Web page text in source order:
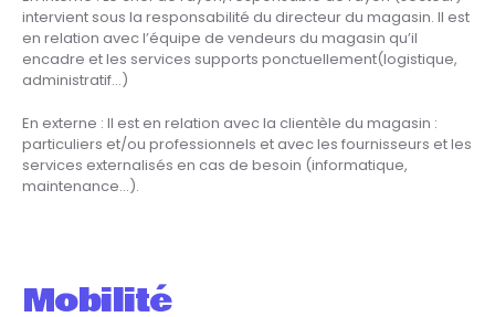
intervient sous la responsabilité du directeur du magasin. Il est
en relation avec l’équipe de vendeurs du magasin qu’il
encadre et les services supports ponctuellement(logistique,
administratif…)
En externe : Il est en relation avec la clientèle du magasin :
particuliers et/ou professionnels et avec les fournisseurs et les
services externalisés en cas de besoin (informatique,
maintenance…).
Mobilité